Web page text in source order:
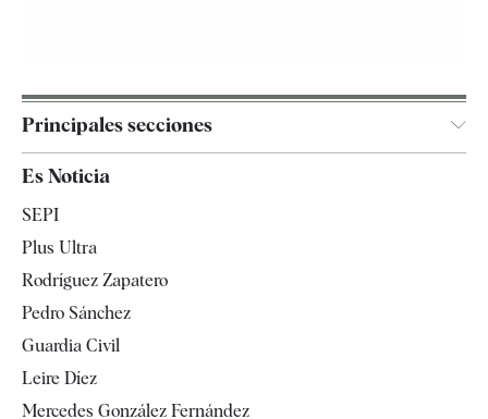
Principales secciones
España
Televisión
Es Noticia
SEPI
Plus Ultra
Rodríguez Zapatero
Pedro Sánchez
Guardia Civil
Leire Díez
Mercedes González Fernández